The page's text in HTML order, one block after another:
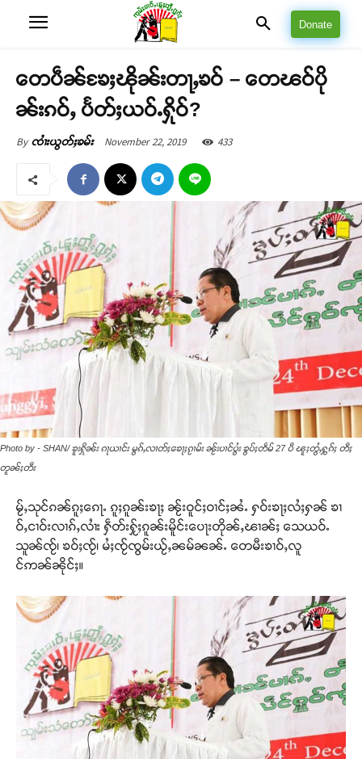
Donate
တေပဵၼ်ၶႄႈၽိုၼ်းတႃႇၶဝ် – တေၽဝ်ပို
ၼ်းၵဝ်ႇ ပႅတ်ႈယဝ်ႉႁိုဝ်?
By ၸၢႆးယွတ်ႈၶမ်း November 22, 2019 433
Photo by - SHAN/ ၶူးႁိုၼ်း ၵႃယၢင်း မွၵ်ႇလၢတ်ႈၶေႃႈၵႂၢမ်း ၼႂ်းပၢင်ပွႆး ၶွပ်ႈတဵမ် 27 ပီ ၽူႈတွႆႇႁွၵ်ႈ တီႈ
တူၼ်ႈတီး
မႂ်ႇသုင်ၵၼ်ၵူႈၵေႃႉ ၵူႈၵူၼ်းၶႃႈ ၼႂ်းဝူင်ႈဝၢင်ႈၼႆႉ ႁဝ်းၶႃႈလႆႈႁၼ် ၶၢ
ဝ်ႇငၢဝ်းလၢၵ်ႇလၢႆး ႁဵတ်းႁႂ်ႈၵူၼ်းမိူင်းပေႃးတိုၼ်ႇၽၢၼ်ႈ သေယဝ်ႉ
သူၼ်ၸႂ်၊ ၶဝ်ႈၸႂ်၊ မႆႈၸႂ်ၸွမ်းယႂ်ႇၼမ်ၼၼ်ႉ တေမီးၶၢဝ်ႇလူ
င်ဢၼ်ၼိုင်ႈ။